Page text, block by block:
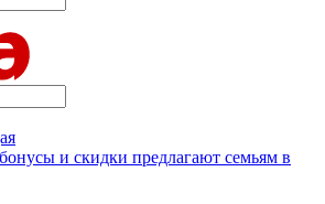
и скидки предлагают семьям в